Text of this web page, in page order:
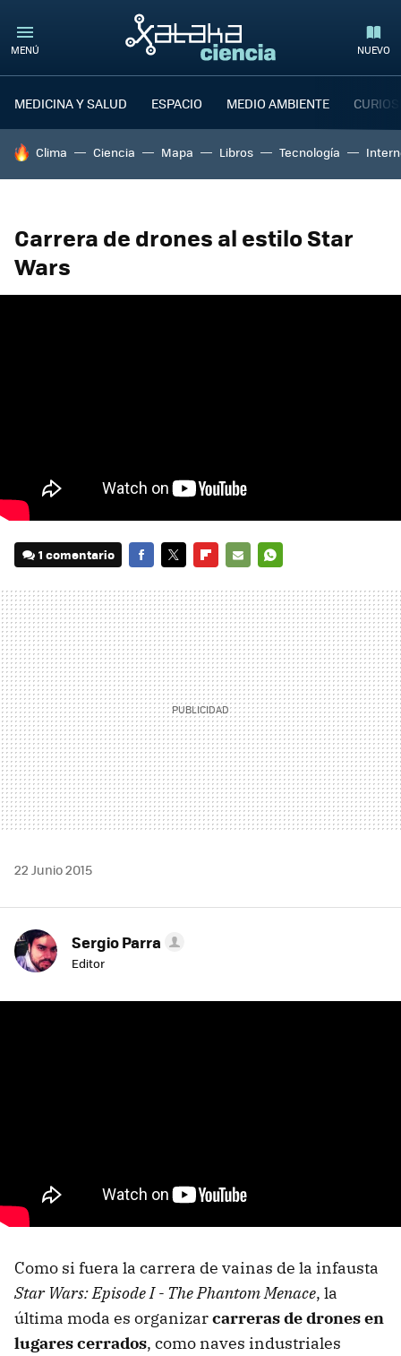
MENÚ NUEVO
MEDICINA Y SALUD ESPACIO MEDIO AMBIENTE
HOY SE HABLA DE
Clima Ciencia Mapa Libros Tecnología
Carrera de drones al estilo Star
Wars
1 comentario
MAIL
22 Junio 2015
Sergio Parra
Editor
Como si fuera la carrera de vainas de la infausta
Star Wars: Episode I - The Phantom Menace, la
última moda es organizarcarreras de drones en
lugares cerrados, como naves industriales